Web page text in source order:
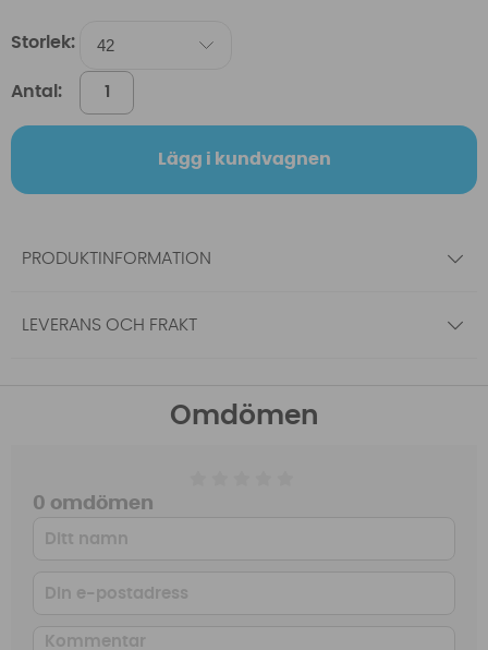
Storlek:
Antal:
Lägg i kundvagnen
PRODUKTINFORMATION
LEVERANS OCH FRAKT
Omdömen
0 omdömen